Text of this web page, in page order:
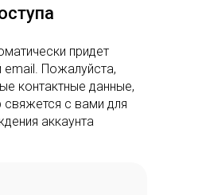
придет
email. Пожалуйста,
контактные данные,
с вами для
аккаунта